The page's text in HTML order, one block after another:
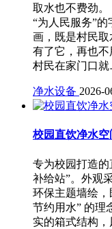
取水也不费劲
“为人民服务”
画，既是村民取
有了它，再也不
村民在家门口
净水设备 2026-
校园直饮净水空
专为校园打造
补给站”。外观
环保主题墙绘，
节约用水” 的理
实的箱式结构